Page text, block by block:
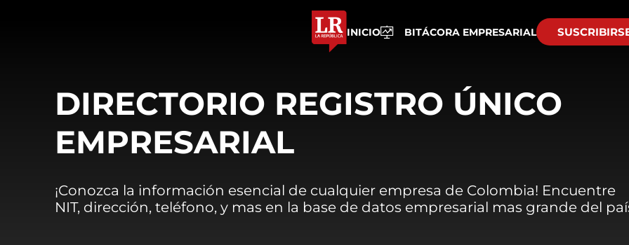
INICIO BITÁCORA EMPRESARIAL
DIRECTORIO REGISTRO ÚNICO
EMPRESARIAL
¡Conozca la información esencial de cualquier empresa de Colombia! Encuentre
NIT, dirección, teléfono, y mas en la base de datos empresarial mas grande del